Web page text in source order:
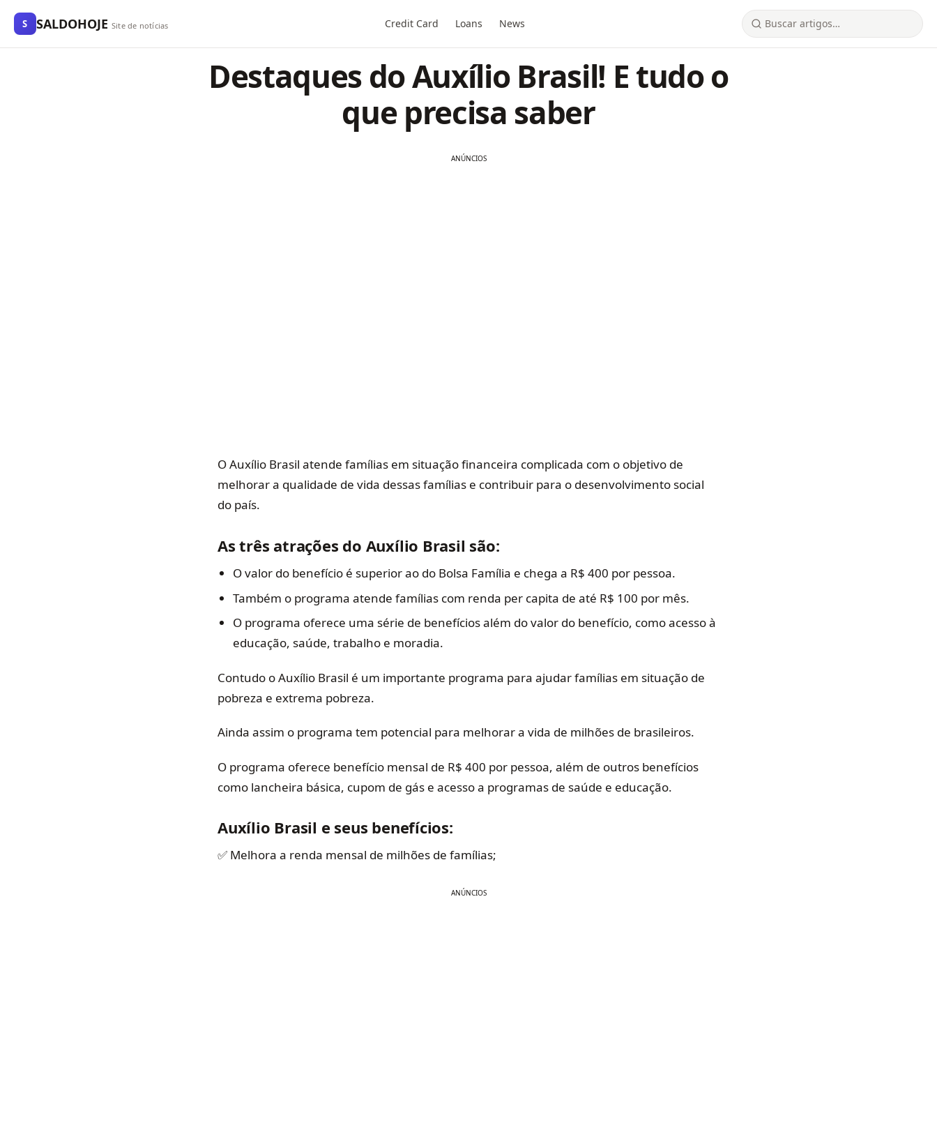
S SALDOHOJE Site de notícias Credit Card Loans News
Destaques do Auxílio Brasil! E tudo o
que precisa saber
ANÚNCIOS
O Auxílio Brasil atende famílias em situação financeira complicada com o objetivo de
melhorar a qualidade de vida dessas famílias e contribuir para o desenvolvimento social
do país.
As três atrações do Auxílio Brasil são:
O valor do benefício é superior ao do Bolsa Família e chega a R$ 400 por pessoa.
Também o programa atende famílias com renda per capita de até R$ 100 por mês.
O programa oferece uma série de benefícios além do valor do benefício, como acesso à
educação, saúde, trabalho e moradia.
Contudo o Auxílio Brasil é um importante programa para ajudar famílias em situação de
pobreza e extrema pobreza.
Ainda assim o programa tem potencial para melhorar a vida de milhões de brasileiros.
O programa oferece benefício mensal de R$ 400 por pessoa, além de outros benefícios
como lancheira básica, cupom de gás e acesso a programas de saúde e educação.
Auxílio Brasil e seus benefícios:
✅ Melhora a renda mensal de milhões de famílias;
ANÚNCIOS